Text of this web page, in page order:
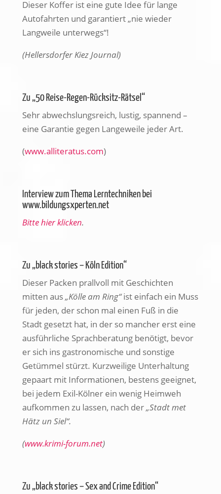
Dieser Koffer ist eine gute Idee für lange
Autofahrten und garantiert „nie wieder
Langweile unterwegs“!
(Hellersdorfer Kiez Journal)
Zu „50 Reise-Regen-Rücksitz-Rätsel“
Sehr abwechslungsreich, lustig, spannend –
eine Garantie gegen Langeweile jeder Art.
(www.alliteratus.com)
Interview zum Thema Lerntechniken bei
www.bildungsxperten.net
Bitte hier klicken.
Zu „black stories – Köln Edition“
Dieser Packen prallvoll mit Geschichten
mitten aus„Kölle am Ring“ist einfach ein Muss
für jeden, der schon mal einen Fuß in die
Stadt gesetzt hat, in der so mancher erst eine
ausführliche Sprachberatung benötigt, bevor
er sich ins gastronomische und sonstige
Getümmel stürzt. Kurzweilige Unterhaltung
gepaart mit Informationen, bestens geeignet,
bei jedem Exil-Kölner ein wenig Heimweh
aufkommen zu lassen, nach der„Stadt met
Hätz un Siel“.
(www.krimi-forum.net)
Zu „black stories – Sex and Crime Edition“